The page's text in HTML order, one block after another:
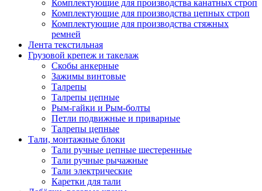
Комплектующие для производства канатных строп
Комплектующие для производства цепных строп
Комплектующие для производства стяжных
ремней
Лента текстильная
Грузовой крепеж и такелаж
Скобы анкерные
Зажимы винтовые
Талрепы
Талрепы цепные
Рым-гайки и Рым-болты
Петли подвижные и приварные
Талрепы цепные
Тали, монтажные блоки
Тали ручные цепные шестеренные
Тали ручные рычажные
Тали электрические
Каретки для тали